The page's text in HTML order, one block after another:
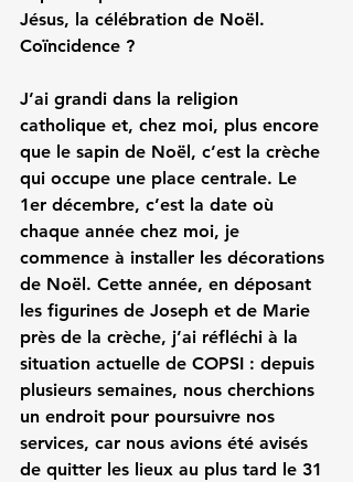
Jésus, la célébration de Noël.
Coïncidence ?
J’ai grandi dans la religion
catholique et, chez moi, plus encore
que le sapin de Noël, c’est la crèche
qui occupe une place centrale. Le
1er décembre, c’est la date où
chaque année chez moi, je
commence à installer les décorations
de Noël. Cette année, en déposant
les figurines de Joseph et de Marie
près de la crèche, j’ai réfléchi à la
situation actuelle de COPSI : depuis
plusieurs semaines, nous cherchions
un endroit pour poursuivre nos
services, car nous avions été avisés
de quitter les lieux au plus tard le 31